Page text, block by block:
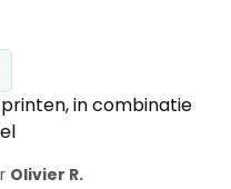
in combinatie
Olivier R.